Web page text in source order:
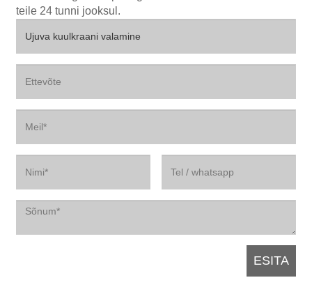
teile 24 tunni jooksul.